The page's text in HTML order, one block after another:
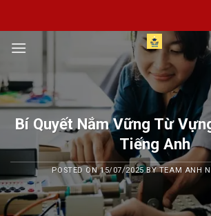
content
Bí Quyết Nắm Vững Từ
Tiếng Anh
POSTED ON15/07/2025BYTEAM ANH